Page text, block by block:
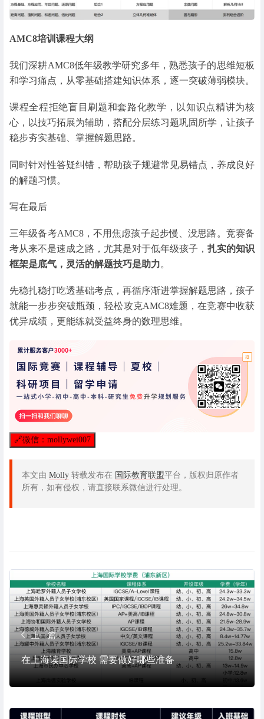
AMC8培训课程大纲
我们深耕AMC8低年级教学研究多年，熟悉孩子的思维短板
和学习痛点，从零基础搭建知识体系，逐一突破薄弱模块。
课程全程拒绝盲目刷题和套路化教学，以知识点精讲为核
心，以技巧拓展为辅助，搭配分层练习题巩固所学，让孩子
稳步夯实基础、掌握解题思路。
同时针对性答疑纠错，帮助孩子规避常见易错点，养成良好
的解题习惯。
写在最后
三年级备考AMC8，不用焦虑孩子起步慢、没思路。竞赛备
考从来不是速成之路，尤其是对于低年级孩子， 扎实的知识
框架是底气，灵活的解题技巧是助力。
先稳扎稳打吃透基础考点，再循序渐进掌握解题思路，孩子
就能一步步突破瓶颈，轻松攻克AMC8难题，在竞赛中收获
优异成绩，更能练就受益终身的数理思维。
🔗微信：mollywei007
本文由 Molly 转载发布在 国际教育联盟平台，版权归原作者
所有，如有侵权，请直接联系微信进行处理。
上一篇
在上海读国际学校 需要做好哪些准备